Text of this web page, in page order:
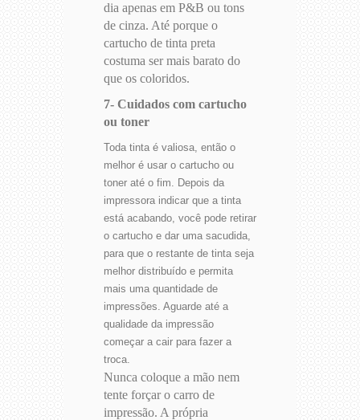
dia apenas em P&B ou tons
de cinza. Até porque o
cartucho de tinta preta
costuma ser mais barato do
que os coloridos.
7- Cuidados com cartucho
ou toner
Toda tinta é valiosa, então o
melhor é usar o cartucho ou
toner até o fim. Depois da
impressora indicar que a tinta
está acabando, você pode retirar
o cartucho e dar uma sacudida,
para que o restante de tinta seja
melhor distribuído e permita
mais uma quantidade de
impressões. Aguarde até a
qualidade da impressão
começar a cair para fazer a
troca.
Nunca coloque a mão nem
tente forçar o carro de
impressão. A própria